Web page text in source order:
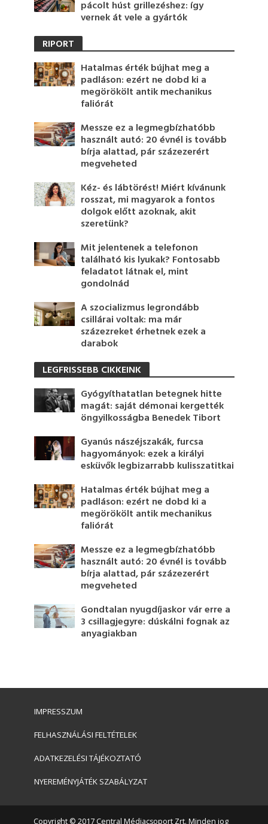
pácolt húst grillezéshez: így
vernek át vele a gyártók
RIPORT
Hatalmas érték bújhat meg a
padláson: ezért ne dobd ki a
megörökölt antik mechanikus
faliórát
Messze ez a legmegbízhatóbb
használt autó: 20 évnél is tovább
bírja alattad, pár százezerért
megveheted
Kéz- és lábtörést! Miért kívánunk
rosszat, mi magyarok a fontos
dolgok előtt azoknak, akit
szeretünk?
Mit jelentenek a telefonon
található kis lyukak? Fontosabb
feladatot látnak el, mint
gondolnád
A szocializmus legrondább
csillárai voltak: ma már
százezreket érhetnek ezek a
darabok
LEGFRISSEBB CIKKEINK
Gyógyíthatatlan betegnek hitte
magát: saját démonai kergették
öngyilkosságba Benedek Tibort
Gyanús nászéjszakák, furcsa
hagyományok: ezek a királyi
esküvők legbizarrabb kulisszatitkai
Hatalmas érték bújhat meg a
padláson: ezért ne dobd ki a
megörökölt antik mechanikus
faliórát
Messze ez a legmegbízhatóbb
használt autó: 20 évnél is tovább
bírja alattad, pár százezerért
megveheted
Gondtalan nyugdíjaskor vár erre a
3 csillagjegyre: dúskálni fognak az
anyagiakban
IMPRESSZUM
FELHASZNÁLÁSI FELTÉTELEK
ADATKEZELÉSI TÁJÉKOZTATÓ
NYEREMÉNYJÁTÉK SZABÁLYZAT
Copyright © 2017 Central Médiacsoport Zrt. Minden jog